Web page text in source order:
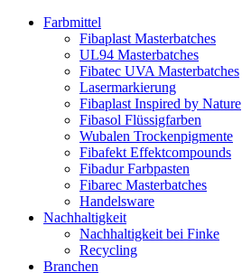
Farbmittel
Fibaplast Masterbatches
UL94 Masterbatches
Fibatec UVA Masterbatches
Lasermarkierung
Fibaplast Inspired by Nature
Fibasol Flüssigfarben
Wubalen Trockenpigmente
Fibafekt Effektcompounds
Fibadur Farbpasten
Fibarec Masterbatches
Handelsware
Nachhaltigkeit
Nachhaltigkeit bei Finke
Recycling
Branchen